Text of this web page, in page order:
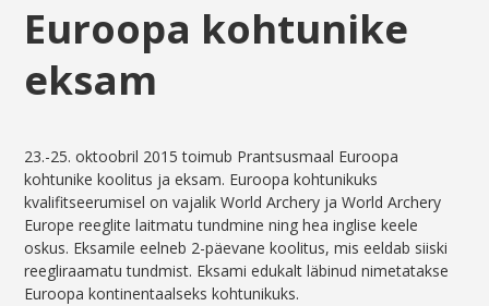
Euroopa kohtunike
eksam
23.-25. oktoobril 2015 toimub Prantsusmaal Euroopa
kohtunike koolitus ja eksam. Euroopa kohtunikuks
kvalifitseerumisel on vajalik World Archery ja World Archery
Europe reeglite laitmatu tundmine ning hea inglise keele
oskus. Eksamile eelneb 2-päevane koolitus, mis eeldab siiski
reegliraamatu tundmist. Eksami edukalt läbinud nimetatakse
Euroopa kontinentaalseks kohtunikuks.